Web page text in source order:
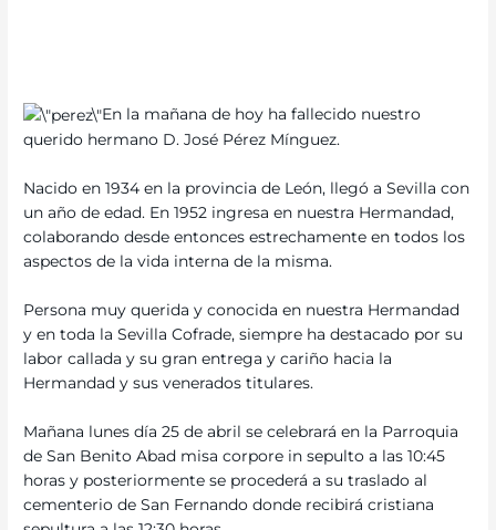
En la mañana de hoy ha fallecido nuestro
querido hermano D. José Pérez Mínguez.
Nacido en 1934 en la provincia de León, llegó a Sevilla con
un año de edad. En 1952 ingresa en nuestra Hermandad,
colaborando desde entonces estrechamente en todos los
aspectos de la vida interna de la misma.
Persona muy querida y conocida en nuestra Hermandad
y en toda la Sevilla Cofrade, siempre ha destacado por su
labor callada y su gran entrega y cariño hacia la
Hermandad y sus venerados titulares.
Mañana lunes día 25 de abril se celebrará en la Parroquia
de San Benito Abad misa corpore in sepulto a las 10:45
horas y posteriormente se procederá a su traslado al
cementerio de San Fernando donde recibirá cristiana